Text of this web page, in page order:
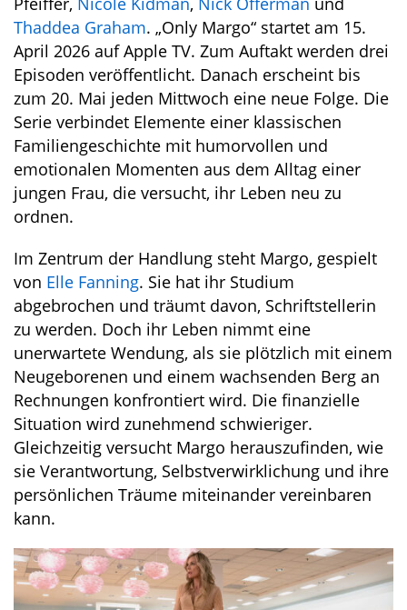
Thaddea Graham. „Only Margo“ startet am 15.
April 2026 auf Apple TV. Zum Auftakt werden drei
Episoden veröffentlicht. Danach erscheint bis
zum 20. Mai jeden Mittwoch eine neue Folge. Die
Serie verbindet Elemente einer klassischen
Familiengeschichte mit humorvollen und
emotionalen Momenten aus dem Alltag einer
jungen Frau, die versucht, ihr Leben neu zu
ordnen.
Im Zentrum der Handlung steht Margo, gespielt
von Elle Fanning. Sie hat ihr Studium
abgebrochen und träumt davon, Schriftstellerin
zu werden. Doch ihr Leben nimmt eine
unerwartete Wendung, als sie plötzlich mit einem
Neugeborenen und einem wachsenden Berg an
Rechnungen konfrontiert wird. Die finanzielle
Situation wird zunehmend schwieriger.
Gleichzeitig versucht Margo herauszufinden, wie
sie Verantwortung, Selbstverwirklichung und ihre
persönlichen Träume miteinander vereinbaren
kann.